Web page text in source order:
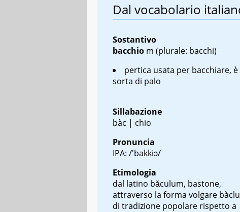
Dal vocabolario
Sostantivo
bacchio m (plurale: bacchi)
pertica usata per bacchiare, è
sorta di palo
Sillabazione
bàc | chio
Pronuncia
IPA: /'bakkiɔ/
Etimologia
dal latino băculum, bastone,
attraverso la forma volgare bàclu
di tradizione popolare rispetto a